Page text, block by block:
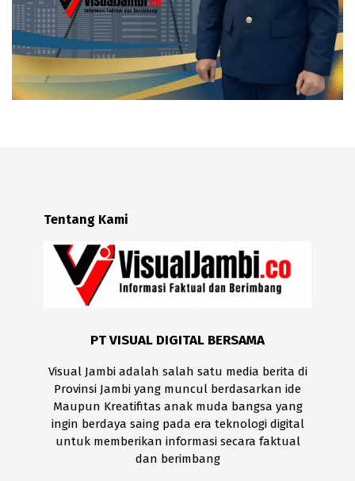
Tentang Kami
PT VISUAL DIGITAL BERSAMA
Visual Jambi adalah salah satu media berita di
Provinsi Jambi yang muncul berdasarkan ide
Maupun Kreatifitas anak muda bangsa yang
ingin berdaya saing pada era teknologi digital
untuk memberikan informasi secara faktual
dan berimbang